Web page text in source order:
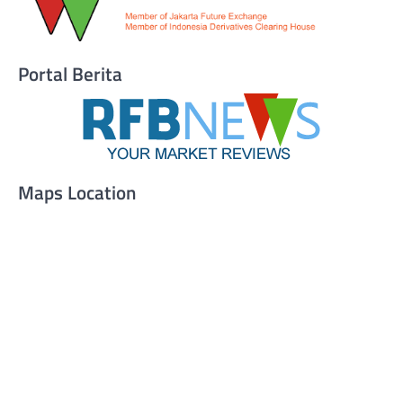
Portal Berita
Maps Location